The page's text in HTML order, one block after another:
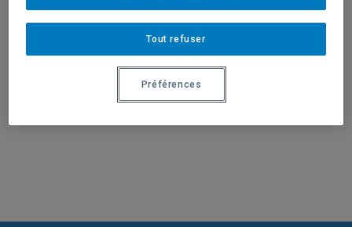
Activités terminées
Tout refuser
Préférences